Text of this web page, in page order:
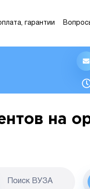
гарантии
на
Поиск ВУЗА